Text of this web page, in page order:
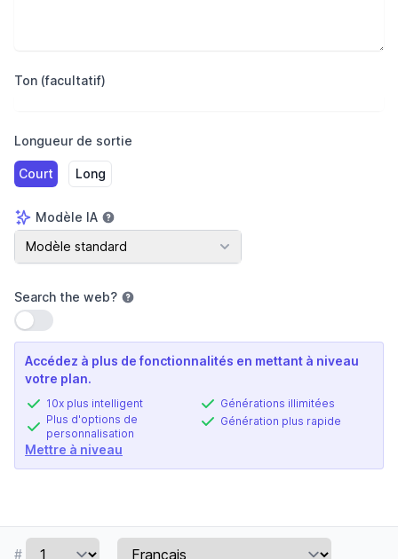
Ton (facultatif)
Longueur de sortie
Court Long
Modèle IA
Modèle IA
Modèle standard
Search the web?
Utiliser le paramètre
Accédez à plus de fonctionnalités en mettant à niveau
votre plan.
10x plus intelligent
Plus d'options de
personnalisation
Générations illimitées
Génération plus rapide
Mettre à niveau
#